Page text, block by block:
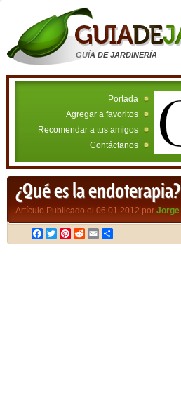
GUÍA DE JARDINERÍA
Portada
Agregar a favoritos
Recomendar a tus amigos
Contáctanos
¿Qué es la endoterapia?
Artículo Publicado el 06.01.2012 por Jorge
Facebook
TwitterPinterest
RedditEmail